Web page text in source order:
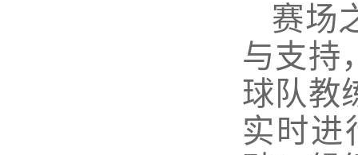
赛场
与支持
球队教
实时进